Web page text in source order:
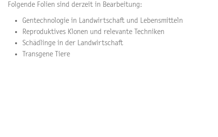
Folgende Folien sind derzeit in Bearbeitung:
Gentechnologie in Landwirtschaft und Lebensmitteln
Reproduktives Klonen und relevante Techniken
Schädlinge in der Landwirtschaft
Transgene Tiere